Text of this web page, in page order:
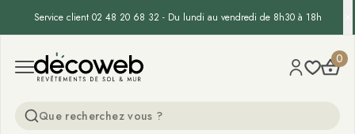
Service client 02 48 20 68 32 - Du lundi au vendredi de 8h30 à 18h
Open menu
Decoweb 0